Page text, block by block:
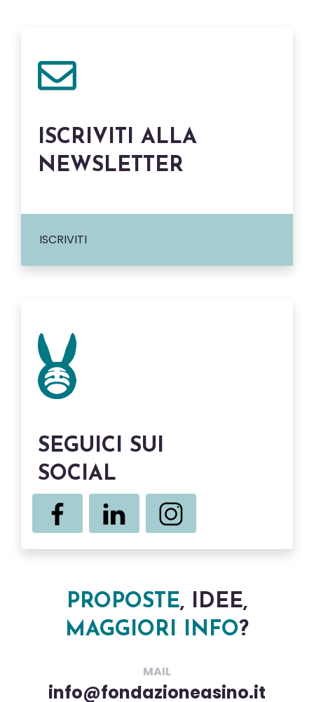
ISCRIVITI ALLA
NEWSLETTER
ISCRIVITI
SEGUICI SUI
SOCIAL
PROPOSTE, IDEE,
MAGGIORI INFO?
MAIL
info@fondazioneasino.it